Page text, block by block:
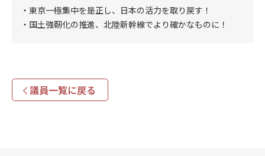
・東京一極集中を是正し、日本の活力を取り戻す！
・国土強靭化の推進、北陸新幹線でより確かなものに！
議員一覧に戻る